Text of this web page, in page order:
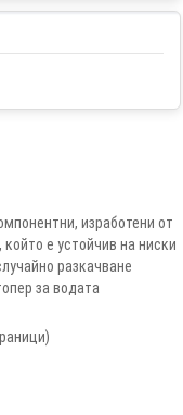
изработени от
е устойчив на ниски
разкачване
за водата